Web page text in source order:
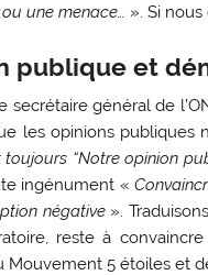
une menace… ». Si
publique et
secrétaire général de
les opinions publiques
toujours “Notre opinion
ingénument «
négative ».
reste à
Mouvement 5 étoiles et